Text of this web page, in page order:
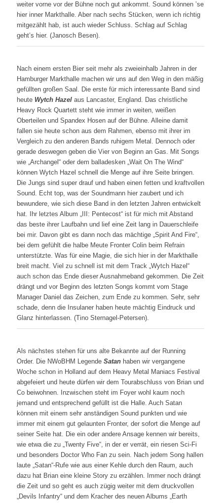
weiter vorne vor der Bühne noch gut ankommt. Sound können ’se
hier inner Markthalle. Aber nach sechs Stücken, wenn ich richtig
mitgezählt hab, ist auch wieder Schluss. Schlag auf Schlag
geht’s hier. (Janosch Besen).
Nach einem ersten Bier seit mehr als zweieinhalb Jahren in der
Hamburger Markthalle machen wir uns auf den Weg in den mäßig
gefüllten großen Saal. Die erste für mich interessante Band sind
heute Wytch Hazelaus Lancaster, England. Das christliche
Heavy Rock Quartett steht wie immer in weiten, weißen
Oberteilen und Spandex Hosen auf der Bühne. Alleine damit
fallen sie heute schon aus dem Rahmen, ebenso mit ihrer im
Vergleich zu den anderen Bands ruhigem Metal. Dennoch oder
gerade deswegen geben die Vier von Beginn an Gas. Mit Songs
wie „Archangel“ oder dem balladesken „Wait On The Wind“
können Wytch Hazel schnell die Menge auf ihre Seite bringen.
Die Jungs sind super drauf und haben einen fetten und kraftvollen
Sound. Echt top, was der Soundmann hier zaubert und ich
bewundere, wie sich diese Band in den letzten Jahren entwickelt
hat. Ihr letztes Album „III: Pentecost“ ist für mich mit Abstand
das beste ihrer Laufbahn und lief eine Zeit lang in Dauerschleife
bei mir. Davon gibt es dann noch das mächtige „Spirit And Fire“,
bei dem gefühlt die halbe Meute Fronter Colin beim Refrain
unterstützte. Was für eine Magie, die sich hier in der Markthalle
breit macht. Viel zu schnell ist mit dem Track „Wytch Hazel“
auch schon das Ende dieser Ausnahmeband gekommen. Die Zeit
drängt und vor Beginn des letzten Songs kommt vom Stage
Manager Daniel das Zeichen, zum Ende zu kommen. Sehr, sehr
schade, denn die Insulaner haben heute mächtig Eindruck und
Glanz hinterlassen. (Tino Sternagel-Petersen).
Als nächstes stehen für uns alte Bekannte auf der Running
Order. Die NWoBHM Legende Satanhaben wir vergangene
Woche schon in Holland auf dem Heavy Metal Maniacs Festival
abgefeiert und heute dürfen wir dem Tourabschluss von Brian und
Co beiwohnen. Inzwischen steht im Foyer wohl kaum noch
jemand und entsprechend gefüllt ist die Halle. Auch Satan
können mit einem sehr anständigen Sound punkten und wie
immer mit einem gut gelaunten Fronter, der sofort die Menge auf
seiner Seite hat. Die ein oder andere Ansage kennen wir bereits,
wie etwa die zu „Twenty Five“, in der er verrät, ein riesen Sci-Fi
und besonders Doctor Who Fan zu sein. Nach jedem Song hallen
laute „Satan“-Rufe wie aus einer Kehle durch den Raum, auch
dazu hat Brian eine kleine Story zu erzählen. Immer noch drängt
die Zeit und so geht es auch zügig weiter mit dem druckvollen
„Devils Infantry“ und dem Kracher des neuen Albums „Earth